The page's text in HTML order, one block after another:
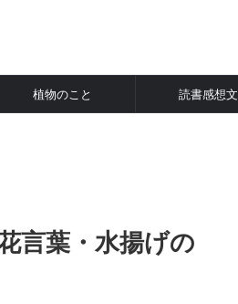
植物のこと 読書感想文
言葉・水揚げの